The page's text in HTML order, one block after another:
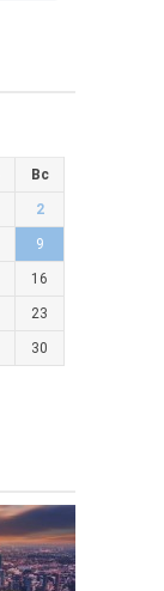
Вс
2
9
16
23
30